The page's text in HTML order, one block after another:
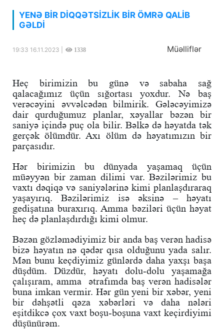
YENƏ BİR DİQQƏTSİZLİK BİR ÖMRƏ QALİB
GƏLDİ
19:33 16.11.2023 | 1338 Müəlliflər
Heç birimizin bu günə və sabaha sağ
qalacağımız üçün sığortası yoxdur. Nə baş
verəcəyini əvvəlcədən bilmirik. Gələcəyimizə
dair qurduğumuz planlar, xəyallar bəzən bir
saniyə içində puç ola bilir. Bəlkə də həyatda tək
gerçək ölümdür. Axı ölüm də həyatımızın bir
parçasıdır.
Hər birimizin bu dünyada yaşamaq üçün
müəyyən bir zaman dilimi var. Bəzilərimiz bu
vaxtı dəqiqə və saniyələrinə kimi planlaşdıraraq
yaşayırıq. Bəzilərimiz isə əksinə – həyatı
gedişatına buraxırıq. Amma bəziləri üçün həyat
heç də planlaşdırdığı kimi olmur.
Bəzən gözləmədiyimiz bir anda baş verən hadisə
bizə həyatın nə qədər qısa olduğunu yada salır.
Mən bunu keçdiyimiz günlərdə daha yaxşı başa
düşdüm. Düzdür, həyatı dolu-dolu yaşamağa
çalışıram, amma ətrafımda baş verən hadisələr
buna imkan vermir. Hər gün yeni bir xəbər, yeni
bir dəhşətli qəza xəbərləri və daha nələri
eşitdikcə çox vaxt boşu-boşuna vaxt keçirdiyimi
düşünürəm.